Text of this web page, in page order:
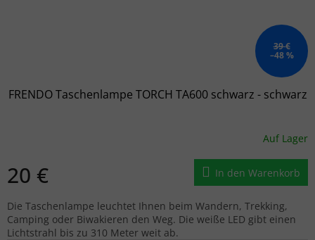
39 €
–48 %
FRENDO Taschenlampe TORCH TA600 schwarz - schwarz
Auf Lager
20 € In den Warenkorb
Die Taschenlampe leuchtet Ihnen beim Wandern, Trekking,
Camping oder Biwakieren den Weg. Die weiße LED gibt einen
Lichtstrahl bis zu 310 Meter weit ab.